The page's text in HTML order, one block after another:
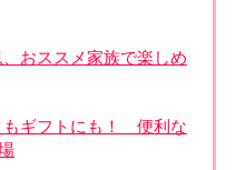
、おススメ家族で楽しめ
もギフトにも！ 便利な